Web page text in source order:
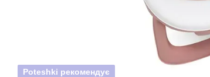
Poteshki рекомендує